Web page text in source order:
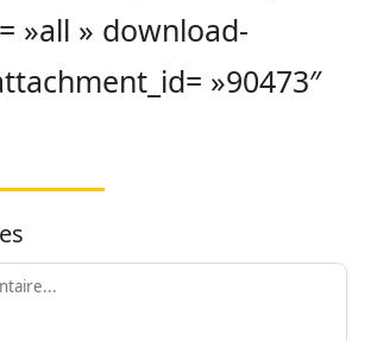
»all » download-
»90473″